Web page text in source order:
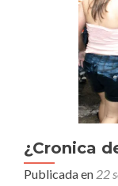
¿Cronica
Publicada en 22